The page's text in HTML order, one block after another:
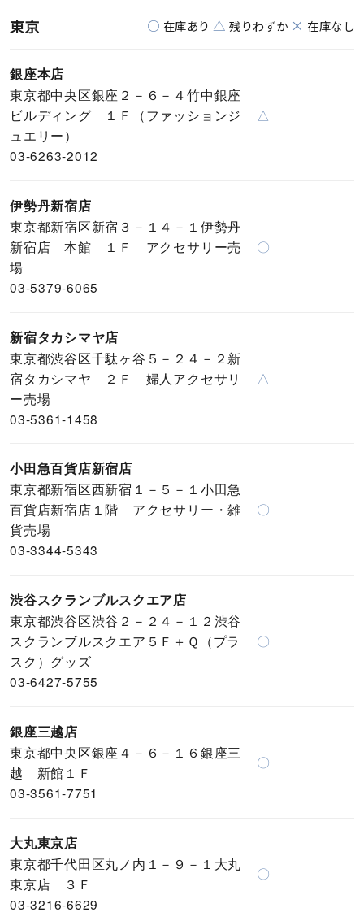
○ 在庫あり △ 残りわずか × 在庫なし
東京
銀座本店
東京都中央区銀座２－６－４竹中銀座
ビルディング １Ｆ（ファッションジ
ュエリー）
03-6263-2012
△
伊勢丹新宿店
東京都新宿区新宿３－１４－１伊勢丹
新宿店 本館 １Ｆ アクセサリー売
場
03-5379-6065
〇
新宿タカシマヤ店
東京都渋谷区千駄ヶ谷５－２４－２新
宿タカシマヤ ２Ｆ 婦人アクセサリ
ー売場
03-5361-1458
△
小田急百貨店新宿店
東京都新宿区西新宿１－５－１小田急
百貨店新宿店１階 アクセサリー・雑
貨売場
03-3344-5343
〇
渋谷スクランブルスクエア店
東京都渋谷区渋谷２－２４－１２渋谷
スクランブルスクエア５Ｆ＋Ｑ（プラ
スク）グッズ
03-6427-5755
〇
銀座三越店
東京都中央区銀座４－６－１６銀座三
越 新館１Ｆ
03-3561-7751
〇
大丸東京店
東京都千代田区丸ノ内１－９－１大丸
東京店 ３Ｆ
03-3216-6629
〇